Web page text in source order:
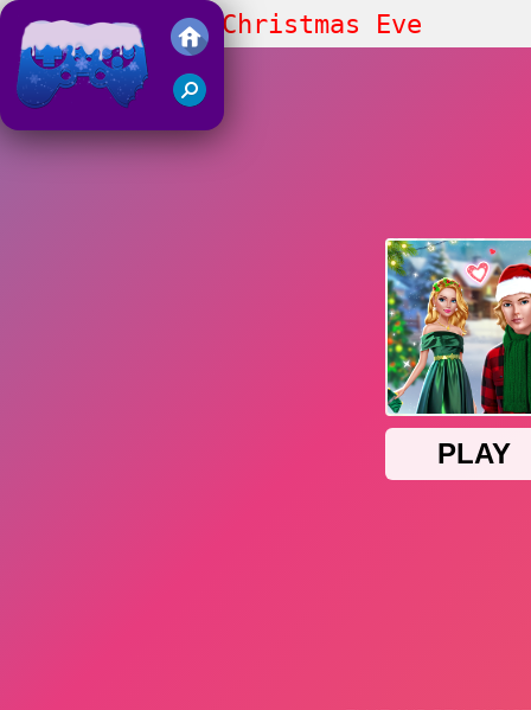
Juegos Friv 2018
Ellie and Ben Christmas Eve